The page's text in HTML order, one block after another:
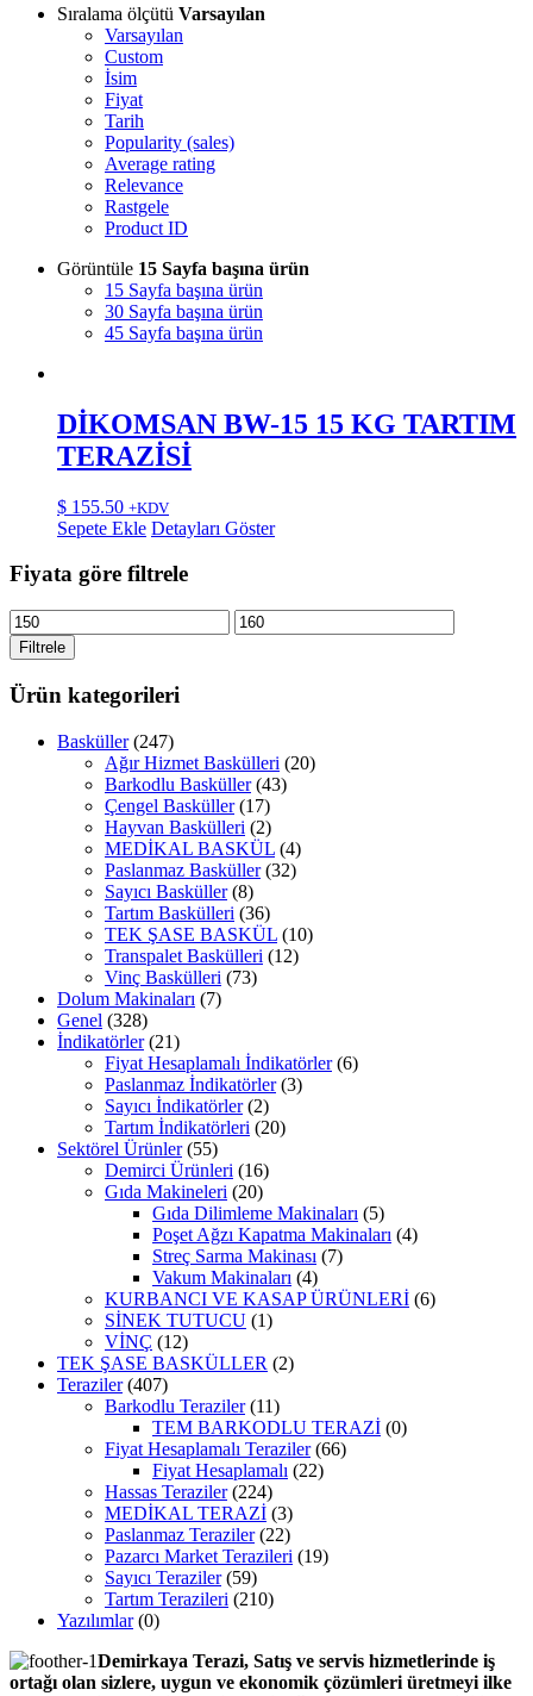
Sıralama ölçütü Varsayılan
Varsayılan
Custom
İsim
Fiyat
Tarih
Popularity (sales)
Average rating
Relevance
Rastgele
Product ID
Görüntüle 15 Sayfa başına ürün
15 Sayfa başına ürün
30 Sayfa başına ürün
45 Sayfa başına ürün
DİKOMSAN BW-15 15 KG TARTIM
TERAZİSİ
$ 155.50 +KDV
Sepete Ekle Detayları Göster
Fiyata göre filtrele
En
düşük
fiyat
En
yüksek
Filtrele
Ürün kategorileri
Basküller (247)
Ağır Hizmet Baskülleri (20)
Barkodlu Basküller (43)
Çengel Basküller (17)
Hayvan Baskülleri (2)
MEDİKAL BASKÜL (4)
Paslanmaz Basküller (32)
Sayıcı Basküller (8)
Tartım Baskülleri (36)
TEK ŞASE BASKÜL (10)
Transpalet Baskülleri (12)
Vinç Baskülleri (73)
Dolum Makinaları (7)
Genel (328)
İndikatörler (21)
Fiyat Hesaplamalı İndikatörler (6)
Paslanmaz İndikatörler (3)
Sayıcı İndikatörler (2)
Tartım İndikatörleri (20)
Sektörel Ürünler (55)
Demirci Ürünleri (16)
Gıda Makineleri (20)
Gıda Dilimleme Makinaları (5)
Poşet Ağzı Kapatma Makinaları (4)
Streç Sarma Makinası (7)
Vakum Makinaları (4)
KURBANCI VE KASAP ÜRÜNLERİ (6)
SİNEK TUTUCU (1)
VİNÇ (12)
TEK ŞASE BASKÜLLER (2)
Teraziler (407)
Barkodlu Teraziler (11)
TEM BARKODLU TERAZİ (0)
Fiyat Hesaplamalı Teraziler (66)
Fiyat Hesaplamalı (22)
Hassas Teraziler (224)
MEDİKAL TERAZİ (3)
Paslanmaz Teraziler (22)
Pazarcı Market Terazileri (19)
Sayıcı Teraziler (59)
Tartım Terazileri (210)
Yazılımlar (0)
Demirkaya Terazi, Satış ve servis hizmetlerinde iş
ortağı olan sizlere, uygun ve ekonomik çözümleri üretmeyi ilke